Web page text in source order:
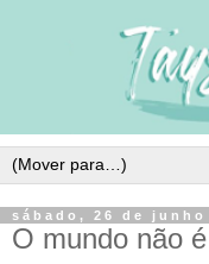
sábado, 26 de junho
O mundo não